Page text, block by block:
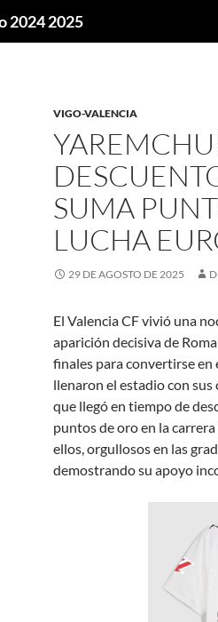
2024 2025
VIGO-VALENCIA
SUMA
LUCHA
29 DE AGOSTO DE 2025
El Valencia CF vivió una
aparición decisiva de
finales para convertirse en
llenaron el estadio con
que llegó en tiempo de
puntos de oro en la
ellos, orgullosos en las
demostrando su apoyo